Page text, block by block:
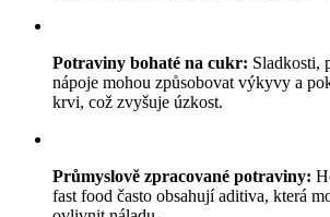
Potraviny bohaté na cukr: Sladkosti,
nápoje mohou způsobovat výkyvy a
krvi, což zvyšuje úzkost.
Průmyslově zpracované potraviny:
fast food často obsahují aditiva, která